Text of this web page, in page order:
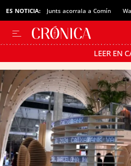
ES NOTICIA: Junts acorrala a Comín
LEER EN
Pásate al